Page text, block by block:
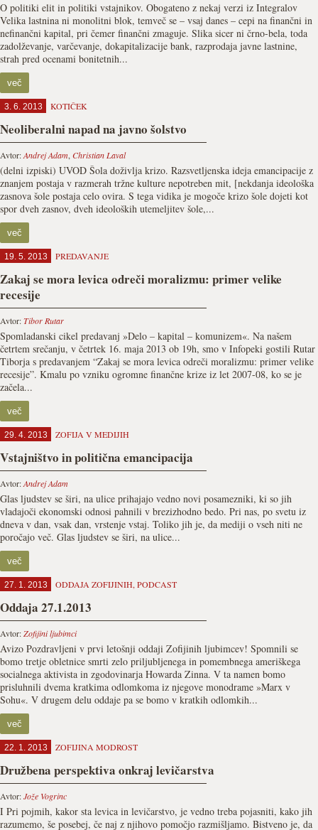
O politiki elit in politiki vstajnikov. Obogateno z nekaj verzi iz Integralov
Velika lastnina ni monolitni blok, temveč se – vsaj danes – cepi na finančni in
nefinančni kapital, pri čemer finančni zmaguje. Slika sicer ni črno-bela, toda
zadolževanje, varčevanje, dokapitalizacije bank, razprodaja javne lastnine,
strah pred ocenami bonitetnih...
več
3. 6. 2013 KOTIČEK
Neoliberalni napad na javno šolstvo
Avtor:Andrej Adam, Christian Laval
(delni izpiski) UVOD Šola doživlja krizo. Razsvetljenska ideja emancipacije z
znanjem postaja v razmerah tržne kulture nepotreben mit, [nekdanja ideološka
zasnova šole postaja celo ovira. S tega vidika je mogoče krizo šole dojeti kot
spor dveh zasnov, dveh ideoloških utemeljitev šole,...
več
19. 5. 2013 PREDAVANJE
Zakaj se mora levica odreči moralizmu: primer velike
recesije
Avtor:Tibor Rutar
Spomladanski cikel predavanj »Delo – kapital – komunizem«. Na našem
četrtem srečanju, v četrtek 16. maja 2013 ob 19h, smo v Infopeki gostili Rutar
Tiborja s predavanjem “Zakaj se mora levica odreči moralizmu: primer velike
recesije”. Kmalu po vzniku ogromne finančne krize iz let 2007-08, ko se je
začela...
več
29. 4. 2013 ZOFIJA V MEDIJIH
Vstajništvo in politična emancipacija
Avtor:Andrej Adam
Glas ljudstev se širi, na ulice prihajajo vedno novi posamezniki, ki so jih
vladajoči ekonomski odnosi pahnili v brezizhodno bedo. Pri nas, po svetu iz
dneva v dan, vsak dan, vrstenje vstaj. Toliko jih je, da mediji o vseh niti ne
poročajo več. Glas ljudstev se širi, na ulice...
več
27. 1. 2013 ODDAJA ZOFIJINIH, PODCAST
Oddaja 27.1.2013
Avtor:Zofijini ljubimci
Avizo Pozdravljeni v prvi letošnji oddaji Zofijinih ljubimcev! Spomnili se
bomo tretje obletnice smrti zelo priljubljenega in pomembnega ameriškega
socialnega aktivista in zgodovinarja Howarda Zinna. V ta namen bomo
prisluhnili dvema kratkima odlomkoma iz njegove monodrame »Marx v
Sohu«. V drugem delu oddaje pa se bomo v kratkih odlomkih...
več
22. 1. 2013 ZOFIJINA MODROST
Družbena perspektiva onkraj levičarstva
Avtor:Jože Vogrinc
I Pri pojmih, kakor sta levica in levičarstvo, je vedno treba pojasniti, kako jih
razumemo, še posebej, če naj z njihovo pomočjo razmišljamo. Bistveno je, da